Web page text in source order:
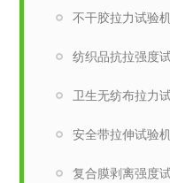
不干胶拉力试验
纺织品抗拉强度
卫生无纺布拉力
安全带拉伸试验
复合膜剥离强度